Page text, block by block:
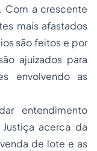
Com a crescente
mais afastados
são feitos e por
ajuizados para
envolvendo as
entendimento
acerca da
de lote e as